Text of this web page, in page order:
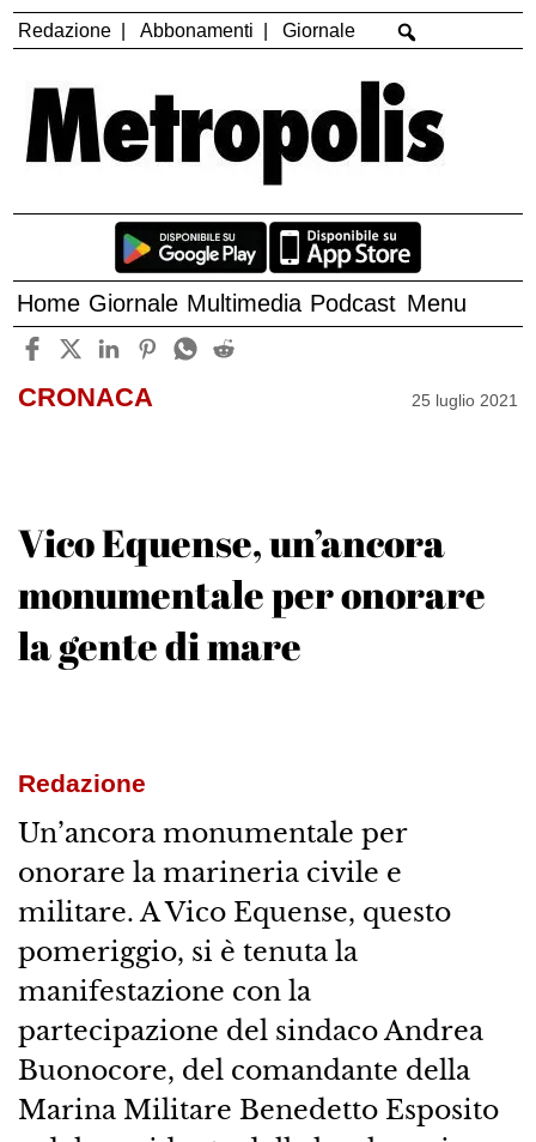
Redazione Abbonamenti Giornale
Home Giornale Multimedia Podcast Menu
CRONACA 25 luglio 2021
Vico Equense, un’ancora
monumentale per onorare
la gente di mare
Redazione
Un’ancora monumentale per
onorare la marineria civile e
militare. A Vico Equense, questo
pomeriggio, si è tenuta la
manifestazione con la
partecipazione del sindaco Andrea
Buonocore, del comandante della
Marina Militare Benedetto Esposito